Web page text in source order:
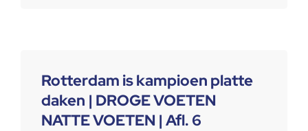
Rotterdam is kampioen platte
daken | DROGE VOETEN
NATTE VOETEN | Afl. 6